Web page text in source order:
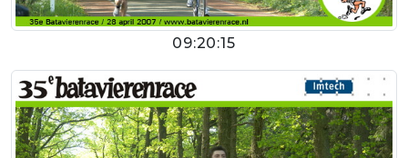
09:20:15